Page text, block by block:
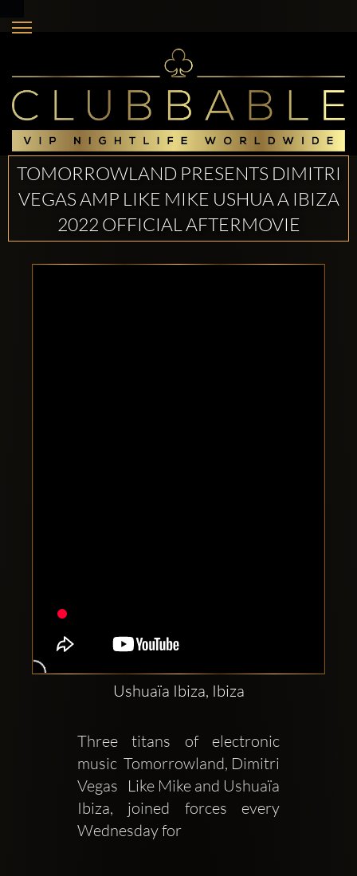
TOMORROWLAND PRESENTS DIMITRI
VEGAS AMP LIKE MIKE USHUA A IBIZA
2022 OFFICIAL AFTERMOVIE
Ushuaïa Ibiza, Ibiza
Three titans of electronic
music  Tomorrowland, Dimitri
Vegas   Like Mike and Ushuaïa
Ibiza, joined forces every
Wednesday for